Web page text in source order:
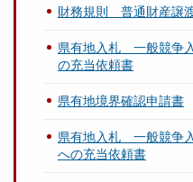
財務規則 普通財産譲
県有地入札 一般競争
の充当依頼書
県有地境界確認申請書
県有地入札 一般競争
への充当依頼書